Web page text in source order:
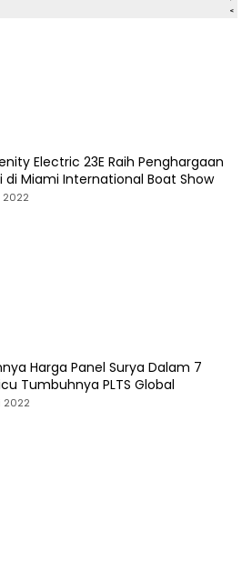
23E Raih Penghargaan
di Miami International Boat Show
2022
Harga Panel Surya Dalam 7
Tumbuhnya PLTS Global
2022